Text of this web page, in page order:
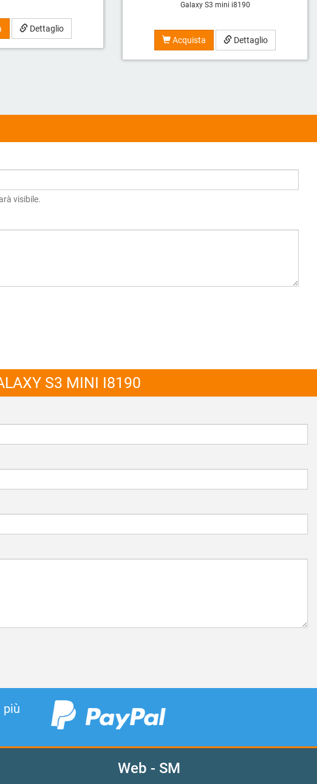
Dettaglio
Galaxy S3 mini i8190
Acquista Dettaglio
visibile.
S3 MINI I8190
più
Web - SM